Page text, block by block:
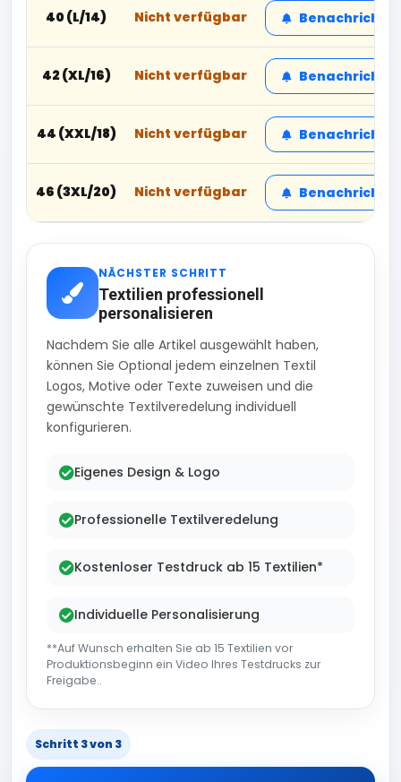
40 (L/14) Nicht verfügbar
42 (XL/16) Nicht verfügbar
44 (XXL/18) Nicht verfügbar
46 (3XL/20) Nicht verfügbar
NÄCHSTER SCHRITT
Textilien professionell
personalisieren
Nachdem Sie alle Artikel ausgewählt haben,
können Sie Optional jedem einzelnen Textil
Logos, Motive oder Texte zuweisen und die
gewünschte Textilveredelung individuell
konfigurieren.
Eigenes Design & Logo
Professionelle Textilveredelung
Kostenloser Testdruck ab 15 Textilien*
Individuelle Personalisierung
**Auf Wunsch erhalten Sie ab 15 Textilien vor
Produktionsbeginn ein Video Ihres Testdrucks zur
Freigabe..
Schritt 3 von 3